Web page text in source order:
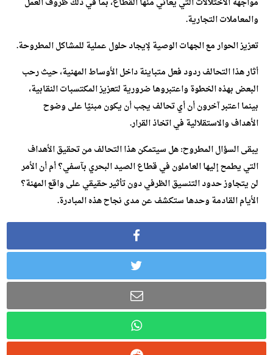
والمعاملات التجارية.
تعزيز الحوار مع الجهات الوصية لإيجاد حلول عملية للمشاكل المطروحة.
أثار هذا التحالف ردود فعل متباينة داخل الأوساط المهنية، حيث رحب
البعض بهذه الخطوة واعتبروها ضرورية لتعزيز المكتسبات النقابية،
بينما اعتبر آخرون أن أي تحالف يجب أن يكون مبنيًا على وضوح
الأهداف والاستقلالية في اتخاذ القرار.
يبقى السؤال المطروح: هل سيتمكن هذا التحالف من تحقيق الأهداف
التي يطمح إليها العاملون في قطاع الصيد البحري بآسفي؟ أم أن الأمر
لن يتجاوز حدود التنسيق الظرفي دون تأثير حقيقي على واقع المهنة؟
الأيام القادمة وحدها ستكشف عن مدى نجاح هذه المبادرة.